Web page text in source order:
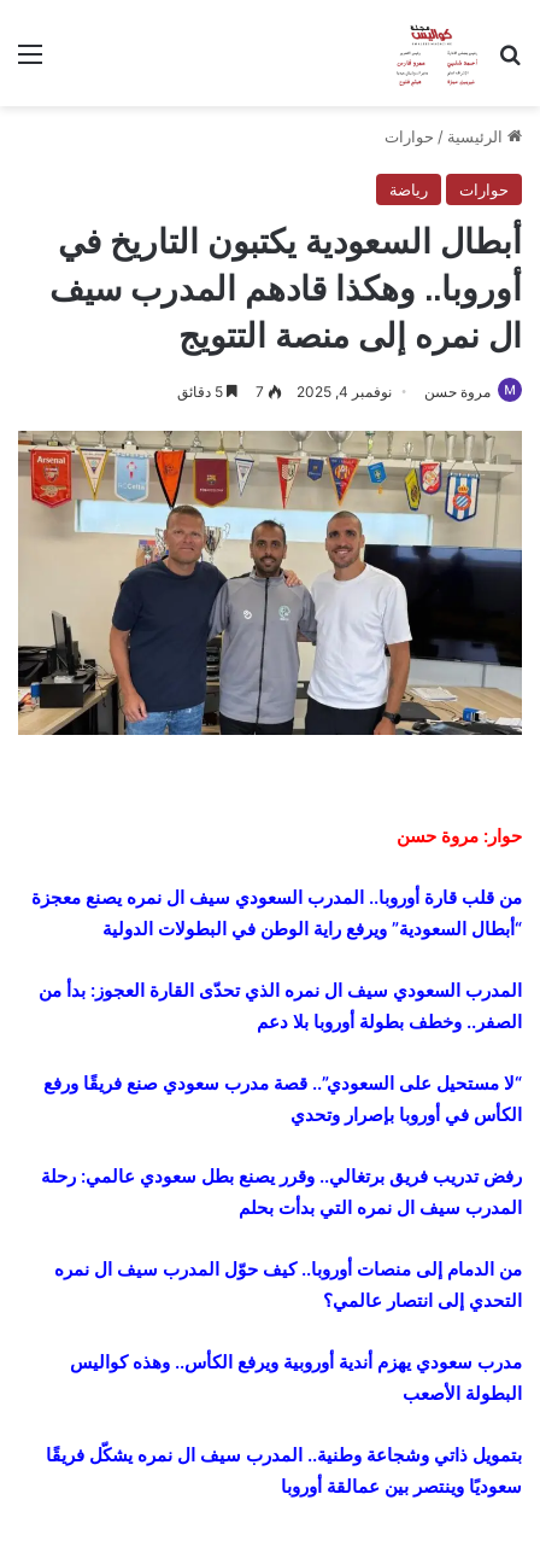
بحث عن
الرئيسية / حوارات
حوارات رياضة
أبطال السعودية يكتبون التاريخ في
أوروبا.. وهكذا قادهم المدرب سيف
ال نمره إلى منصة التتويج
مروة حسن نوفمبر 4, 2025 7
حوار: مروة حسن
من قلب قارة أوروبا.. المدرب السعودي سيف ال نمره يصنع معجزة
“أبطال السعودية” ويرفع راية الوطن في البطولات الدولية
المدرب السعودي سيف ال نمره الذي تحدّى القارة العجوز: بدأ من
الصفر.. وخطف بطولة أوروبا بلا دعم
“لا مستحيل على السعودي”.. قصة مدرب سعودي صنع فريقًا ورفع
الكأس في أوروبا بإصرار وتحدي
رفض تدريب فريق برتغالي.. وقرر يصنع بطل سعودي عالمي: رحلة
المدرب سيف ال نمره التي بدأت بحلم
من الدمام إلى منصات أوروبا.. كيف حوّل المدرب سيف ال نمره
التحدي إلى انتصار عالمي؟
مدرب سعودي يهزم أندية أوروبية ويرفع الكأس.. وهذه كواليس
البطولة الأصعب
بتمويل ذاتي وشجاعة وطنية.. المدرب سيف ال نمره يشكّل فريقًا
سعوديًا وينتصر بين عمالقة أوروبا